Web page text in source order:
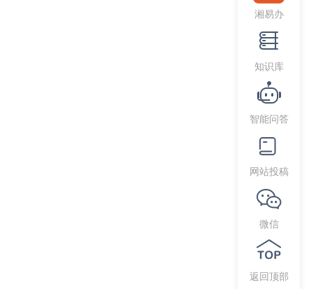
湘易办
知识库
智能问答
网站投稿
微信
返回顶部